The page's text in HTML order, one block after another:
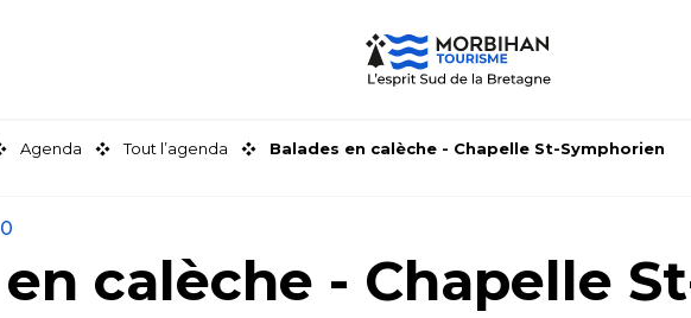
Agenda Tout l’agenda Balades en calèche - Chapelle St-Symphorien
calèche - Chapelle